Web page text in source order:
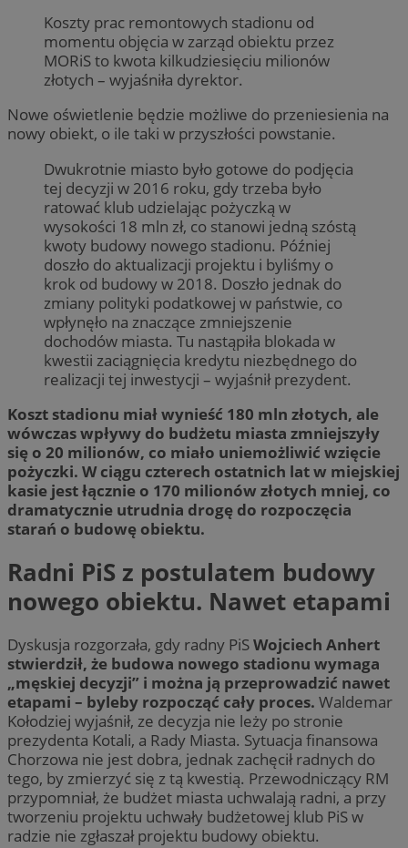
Koszty prac remontowych stadionu od
momentu objęcia w zarząd obiektu przez
MORiS to kwota kilkudziesięciu milionów
złotych – wyjaśniła dyrektor.
Nowe oświetlenie będzie możliwe do przeniesienia na
nowy obiekt, o ile taki w przyszłości powstanie.
Dwukrotnie miasto było gotowe do podjęcia
tej decyzji w 2016 roku, gdy trzeba było
ratować klub udzielając pożyczką w
wysokości 18 mln zł, co stanowi jedną szóstą
kwoty budowy nowego stadionu. Później
doszło do aktualizacji projektu i byliśmy o
krok od budowy w 2018. Doszło jednak do
zmiany polityki podatkowej w państwie, co
wpłynęło na znaczące zmniejszenie
dochodów miasta. Tu nastąpiła blokada w
kwestii zaciągnięcia kredytu niezbędnego do
realizacji tej inwestycji – wyjaśnił prezydent.
Koszt stadionu miał wynieść 180 mln złotych, ale
wówczas wpływy do budżetu miasta zmniejszyły
się o 20 milionów, co miało uniemożliwić wzięcie
pożyczki. W ciągu czterech ostatnich lat w miejskiej
kasie jest łącznie o 170 milionów złotych mniej, co
dramatycznie utrudnia drogę do rozpoczęcia
starań o budowę obiektu.
Radni PiS z postulatem budowy
nowego obiektu. Nawet etapami
Dyskusja rozgorzała, gdy radny PiSWojciech Anhert
stwierdził, że budowa nowego stadionu wymaga
„męskiej decyzji” i można ją przeprowadzić nawet
etapami – byleby rozpocząć cały proces. Waldemar
Kołodziej wyjaśnił, ze decyzja nie leży po stronie
prezydenta Kotali, a Rady Miasta. Sytuacja finansowa
Chorzowa nie jest dobra, jednak zachęcił radnych do
tego, by zmierzyć się z tą kwestią. Przewodniczący RM
przypomniał, że budżet miasta uchwalają radni, a przy
tworzeniu projektu uchwały budżetowej klub PiS w
radzie nie zgłaszał projektu budowy obiektu.